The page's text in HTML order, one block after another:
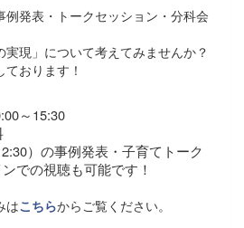
例発表・トークセッション・分科会
実現」について考えてみませんか？
おります！
～15:30
）の事例発表・子育てトーク
での視聴も可能です！
はこちらからご覧ください。